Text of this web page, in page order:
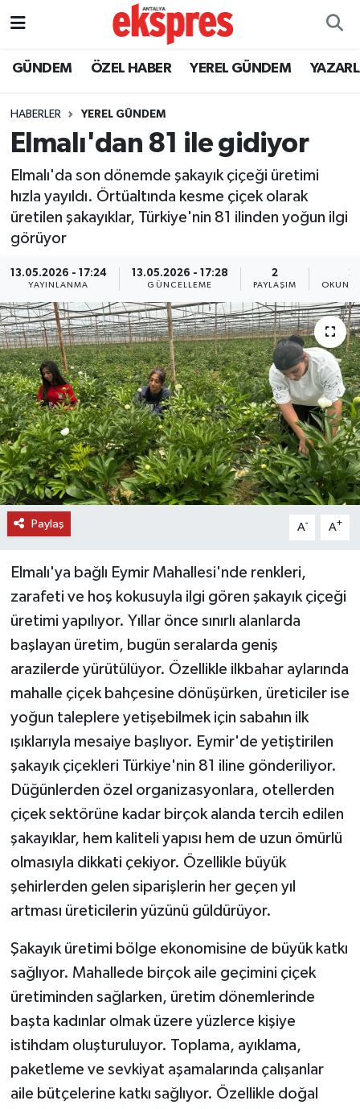
GÜNDEM ÖZEL HABER YEREL GÜNDEM
HABERLER YEREL GÜNDEM
Elmalı'dan 81 ile gidiyor
Elmalı'da son dönemde şakayık çiçeği üretimi
hızla yayıldı. Örtüaltında kesme çiçek olarak
üretilen şakayıklar, Türkiye'nin 81 ilinden yoğun ilgi
görüyor
13.05.2026 - 17:24
YAYINLANMA
13.05.2026 - 17:28
GÜNCELLEME
2
PAYLAŞIM
2
Paylaş A- A+
Elmalı'ya bağlı Eymir Mahallesi'nde renkleri,
zarafeti ve hoş kokusuyla ilgi gören şakayık çiçeği
üretimi yapılıyor. Yıllar önce sınırlı alanlarda
başlayan üretim, bugün seralarda geniş
arazilerde yürütülüyor. Özellikle ilkbahar aylarında
mahalle çiçek bahçesine dönüşürken, üreticiler ise
yoğun taleplere yetişebilmek için sabahın ilk
ışıklarıyla mesaiye başlıyor. Eymir'de yetiştirilen
şakayık çiçekleri Türkiye'nin 81 iline gönderiliyor.
Düğünlerden özel organizasyonlara, otellerden
çiçek sektörüne kadar birçok alanda tercih edilen
şakayıklar, hem kaliteli yapısı hem de uzun ömürlü
olmasıyla dikkati çekiyor. Özellikle büyük
şehirlerden gelen siparişlerin her geçen yıl
artması üreticilerin yüzünü güldürüyor.
Şakayık üretimi bölge ekonomisine de büyük katkı
sağlıyor. Mahallede birçok aile geçimini çiçek
üretiminden sağlarken, üretim dönemlerinde
başta kadınlar olmak üzere yüzlerce kişiye
istihdam oluşturuluyor. Toplama, ayıklama,
paketleme ve sevkiyat aşamalarında çalışanlar
aile bütçelerine katkı sağlıyor. Özellikle doğal
ÖZEL HABER
YEREL GÜNDEM
EKONOMİ
KÜLTÜR - SANAT
SPOR
SİYASET
SAĞLIK
DÜNYA
EĞİTİM
TURİZM
RÖPORTAJ
YAZARLAR
RESMİ İLAN
MAGAZİN
Nöbetçi Eczaneler
Trafik Durumu
Süper Lig Puan Durumu ve Fikstür
Tüm Manşetler
Son Dakika Haberleri
Haber Arşivi